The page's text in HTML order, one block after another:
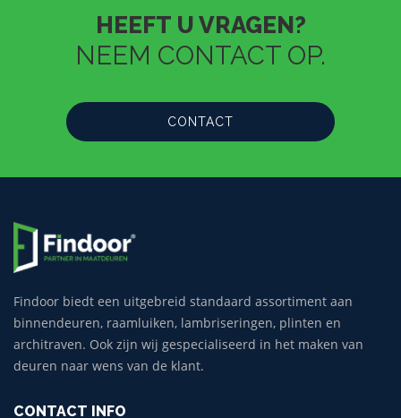
HEEFT U VRAGEN?
NEEM CONTACT OP.
CONTACT
Findoor biedt een uitgebreid standaard assortiment aan
binnendeuren, raamluiken, lambriseringen, plinten en
architraven. Ook zijn wij gespecialiseerd in het maken van
deuren naar wens van de klant.
CONTACT INFO